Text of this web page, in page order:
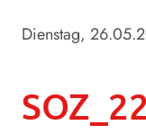
Dienstag,